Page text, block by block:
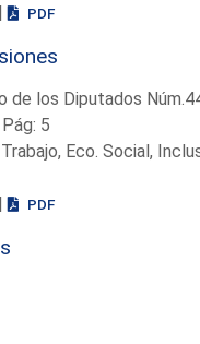
| PDF
de los Diputados
5
Eco. Social,
| PDF